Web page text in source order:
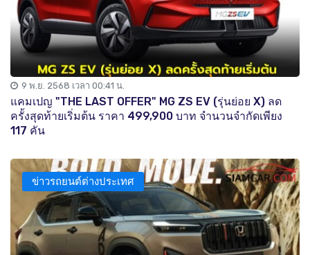
9 พ.ย. 2568 เวลา 00:41 น.
แคมเปญ "THE LAST OFFER" MG ZS EV (รุ่นย่อย X) ลด
ครั้งสุดท้ายเริ่มต้น ราคา 499,900 บาท จำนวนจำกัดเพียง
117 คัน
ข่าวรถยนต์ต่างประเทศ